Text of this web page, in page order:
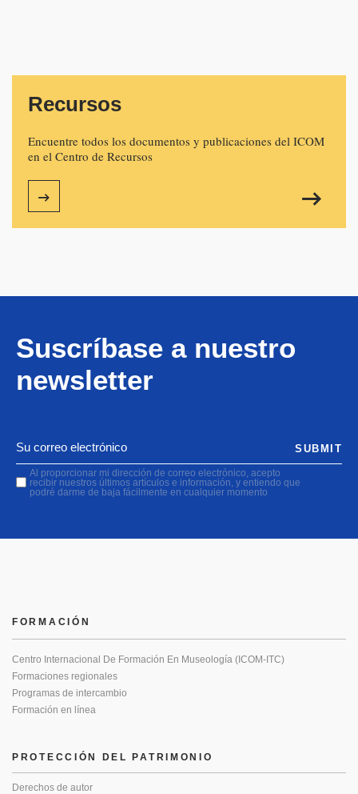
Recursos
Encuentre todos los documentos y publicaciones del ICOM
en el Centro de Recursos
Suscríbase a nuestro
newsletter
Al proporcionar mi dirección de correo electrónico, acepto
recibir nuestros últimos artículos e información, y entiendo que
podré darme de baja fácilmente en cualquier momento
SUBMIT
PROTECCIÓN DEL PATRIMONIO
Derechos de autor
FORMACIÓN
Centro Internacional De Formación En Museología (ICOM-ITC)
Formaciones regionales
Programas de intercambio
Formación en línea